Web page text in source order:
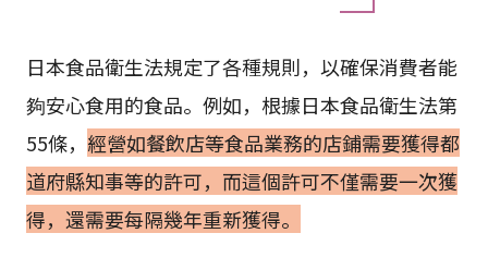
日本食品衛生法規定了各種規則，以確保消費者能
夠安心食用的食品。例如，根據日本食品衛生法第
55條， 經營如餐飲店等食品業務的店鋪需要獲得都
道府縣知事等的許可，而這個許可不僅需要一次獲
得，還需要每隔幾年重新獲得。